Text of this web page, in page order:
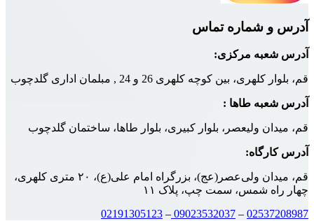
شماره تماس
مرکزی:
بین کوچه کلهری 26 و 24 , مبلمان اداری گلدچوب
طاها :
ولیعصر، بلوار کبیری، بلوار طاها، ساختمان گلدچوب
قم، میدان ولی‌عصر(عج)، بزرگراه امام علی(ع)، ۲۰ متری کلهری،
شمس، سمت چپ، پلاک ۱۱
–
09023532037
–
02191305123